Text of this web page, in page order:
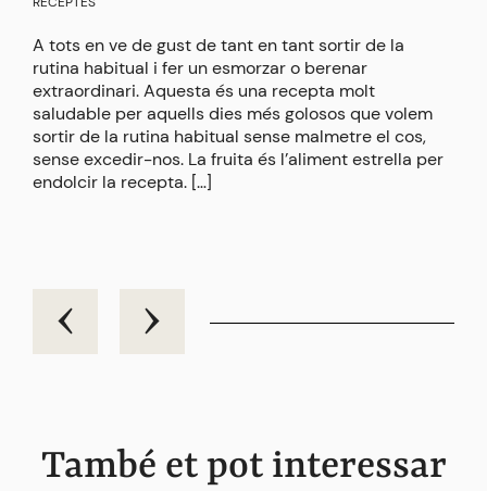
A tots en ve de gust de tant en tant sortir de la
rutina habitual i fer un esmorzar o berenar
extraordinari. Aquesta és una recepta molt
saludable per aquells dies més golosos que volem
sortir de la rutina habitual sense malmetre el cos,
sense excedir-nos. La fruita és l’aliment estrella per
endolcir la recepta. […]
També et pot interessar